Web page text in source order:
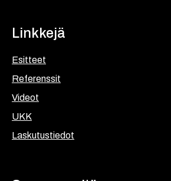
Linkkejä
Esitteet
Referenssit
Videot
UKK
Laskutustiedot